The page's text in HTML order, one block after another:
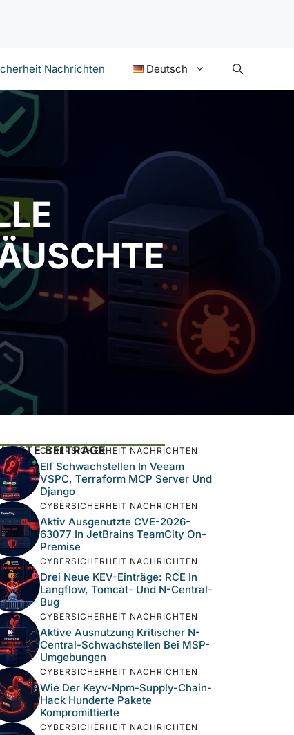
Nachrichten Deutsch
BEITRÄGE
CYBERSICHERHEIT NACHRICHTEN
Elf Schwachstellen In Veeam
VSPC, Terraform MCP Server Und
Django
CYBERSICHERHEIT NACHRICHTEN
Aktiv Ausgenutzte CVE-2026-
63077 In JetBrains TeamCity On-
Premise
CYBERSICHERHEIT NACHRICHTEN
Drei Neue KEV-Einträge: RCE In
Langflow, Tomcat- Und N-Central-
Bug
CYBERSICHERHEIT NACHRICHTEN
Aktive Ausnutzung Kritischer N-
Central-Schwachstellen Bei MSP-
Umgebungen
CYBERSICHERHEIT NACHRICHTEN
Wie Der Keyv-Npm-Supply-Chain-
Hack Hunderte Pakete
Kompromittierte
CYBERSICHERHEIT NACHRICHTEN